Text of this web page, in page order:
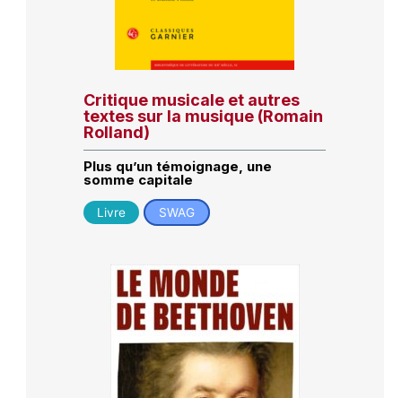
Critique musicale et autres
textes sur la musique (Romain
Rolland)
Plus qu’un témoignage, une
somme capitale
Livre SWAG